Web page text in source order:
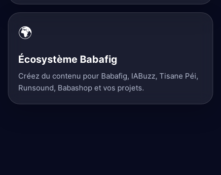
🌍
Écosystème Babafig
Créez du contenu pour Babafig, IABuzz, Tisane Péi,
Runsound, Babashop et vos projets.